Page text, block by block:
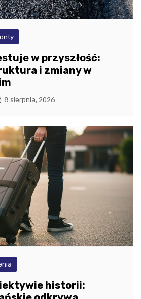
w przyszłość:
i zmiany w
8 sierpnia, 2026
historii: